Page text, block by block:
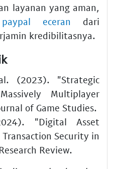
layanan yang aman,
eceran dari
kredibilitasnya.
(2023). "Strategic
Multiplayer
of Game Studies.
"Digital Asset
Security in
Review.